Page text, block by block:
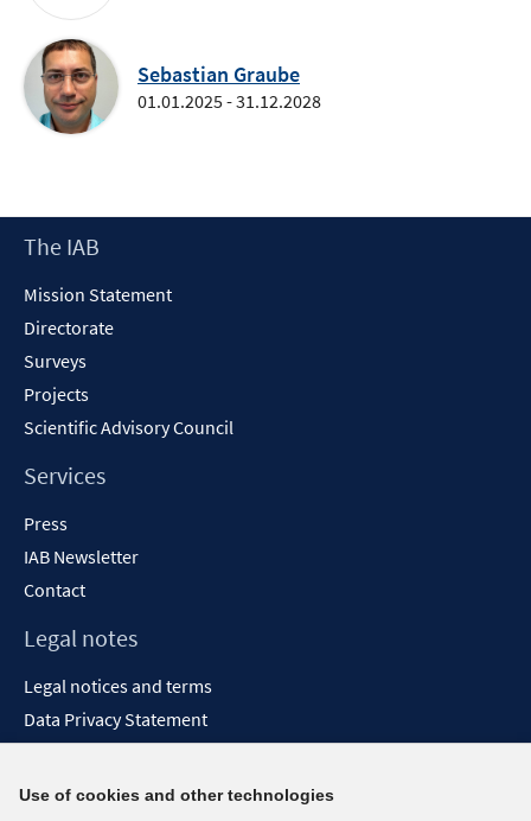
Sebastian Graube
01.01.2025 - 31.12.2028
Footer
The IAB
Mission Statement
Directorate
Surveys
Projects
Scientific Advisory Council
Services
Press
IAB Newsletter
Contact
Legal notes
Legal notices and terms
Data Privacy Statement
Report Accessibility
Use of cookies and other technologies